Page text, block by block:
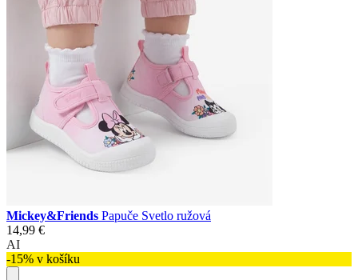
Mickey&Friends Papuče Svetlo ružová
14,99 €
AI
-15% v košíku